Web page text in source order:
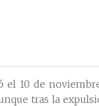
10 de
tras la